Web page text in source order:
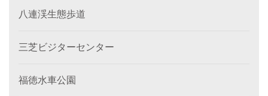
八連渓生態歩道
三芝ビジターセンター
福徳水車公園